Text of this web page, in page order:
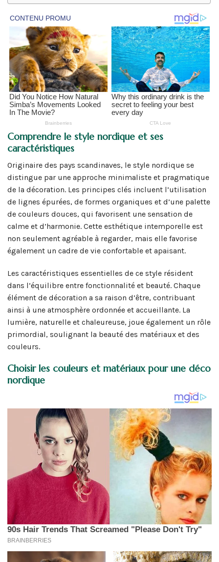
Comprendre le style nordique et ses
caractéristiques
Originaire des pays scandinaves, le style nordique se
distingue par une approche minimaliste et pragmatique
de la décoration. Les principes clés incluent l’utilisation
de lignes épurées, de formes organiques et d’une palette
de couleurs douces, qui favorisent une sensation de
calme et d’harmonie. Cette esthétique intemporelle est
non seulement agréable à regarder, mais elle favorise
également un cadre de vie confortable et apaisant.
Les caractéristiques essentielles de ce style résident
dans l’équilibre entre fonctionnalité et beauté. Chaque
élément de décoration a sa raison d’être, contribuant
ainsi à une atmosphère ordonnée et accueillante. La
lumière, naturelle et chaleureuse, joue également un rôle
primordial, soulignant la beauté des matériaux et des
couleurs.
Choisir les couleurs et matériaux pour une déco
nordique